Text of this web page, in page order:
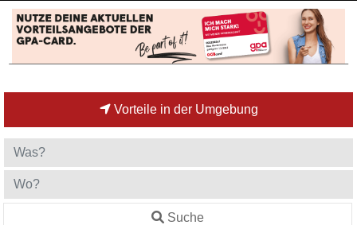
Vorteile in der Umgebung
Suche